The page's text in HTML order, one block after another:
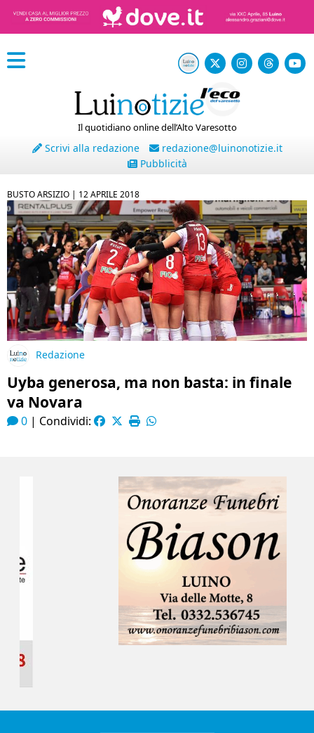
Il quotidiano online dell’Alto Varesotto
Scrivi alla redazione
redazione@luinonotizie.it
Pubblicità
BUSTO ARSIZIO | 12 APRILE 2018
Redazione
Uyba generosa, ma non basta: in finale
va Novara
0 | Condividi: